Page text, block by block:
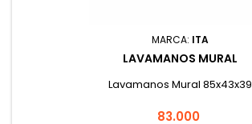
MARCA: ITA
LAVAMANOS MURAL
Lavamanos Mural 85x43x39
Precio
83.000